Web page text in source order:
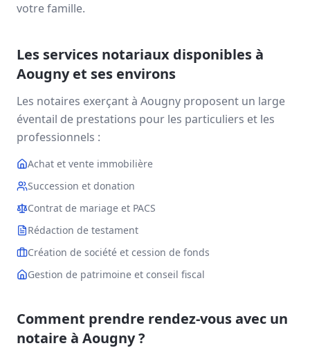
votre famille.
Les services notariaux disponibles à
Aougnyet ses environs
Les notaires exerçant à Aougny proposent un large
éventail de prestations pour les particuliers et les
professionnels :
Achat et vente immobilière
Succession et donation
Contrat de mariage et PACS
Rédaction de testament
Création de société et cession de fonds
Gestion de patrimoine et conseil fiscal
Comment prendre rendez-vous avec un
notaire à Aougny?